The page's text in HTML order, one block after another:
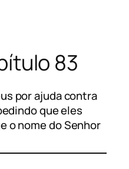
83
por ajuda contra
que eles
o nome do Senhor